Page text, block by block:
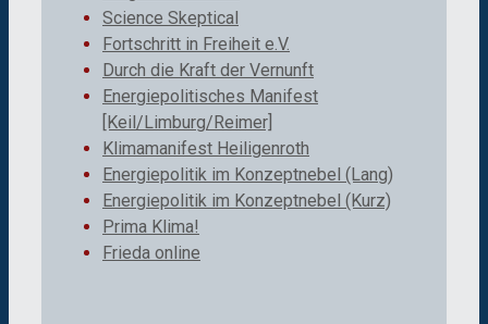
Science Skeptical
Fortschritt in Freiheit e.V.
Durch die Kraft der Vernunft
Energiepolitisches Manifest
[Keil/Limburg/Reimer]
Klimamanifest Heiligenroth
Energiepolitik im Konzeptnebel (Lang)
Energiepolitik im Konzeptnebel (Kurz)
Prima Klima!
Frieda online